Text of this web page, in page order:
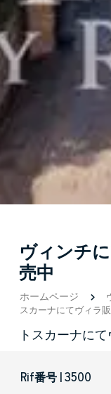
ヴィンチ
売中
ホームページ
スカーナにてヴィラ
トスカーナに
Rif番号 | 3500